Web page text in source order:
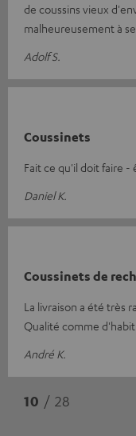
de coussins vieux
malheureusement à
Adolf S.
Coussinets
Fait ce qu'il doit faire -
Daniel K.
Coussinets de
La livraison a été très
Qualité comme
André K.
10 / 28